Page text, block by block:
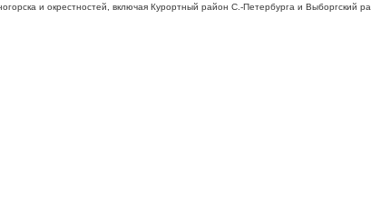
и окрестностей, включая Курортный район С.-Петербурга и Выборгский